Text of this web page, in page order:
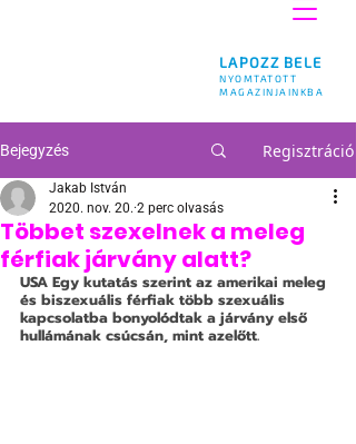
LAPOZZ BELE
NYOMTATOTT
MAGAZINJAINKBA
Bejegyzés Regisztráció
Többet szexelnek a meleg
férfiak járvány alatt?
Jakab István
2020. nov. 20. 2 perc olvasás
USA Egy kutatás szerint az amerikai meleg
és biszexuális férfiak több szexuális
kapcsolatba bonyolódtak a járvány első
hullámának csúcsán, mint azelőtt.